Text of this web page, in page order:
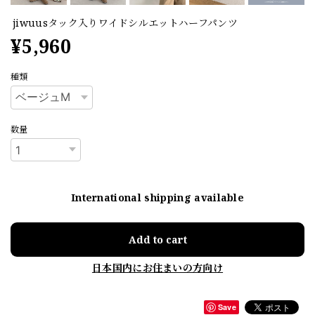
jiwuusタック入りワイドシルエットハーフパンツ
¥5,960
種類
数量
International shipping available
Add to cart
日本国内にお住まいの方向け
Save